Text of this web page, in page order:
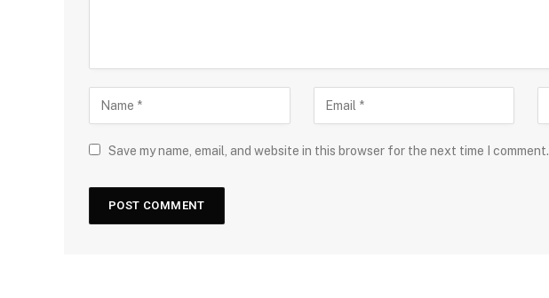
Save my name, email, and website in this browser for the next time I comment.